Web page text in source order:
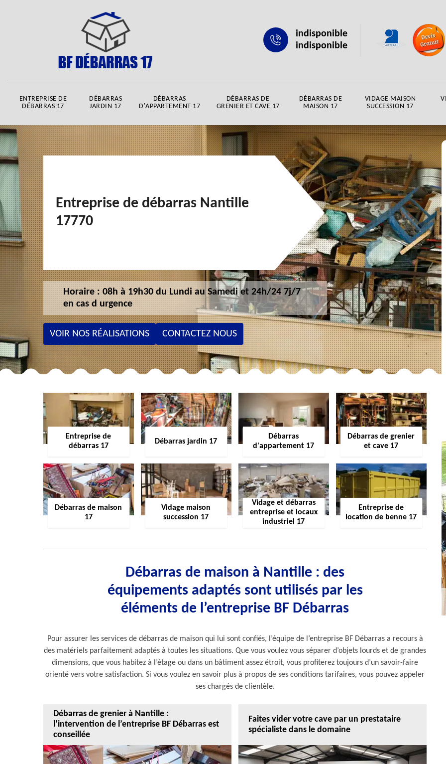
indisponible
indisponible
ENTREPRISE DE
DÉBARRAS 17
DÉBARRAS
JARDIN 17
DÉBARRAS
D'APPARTEMENT 17
DÉBARRAS DE
GRENIER ET CAVE 17
DÉBARRAS DE
MAISON 17
VIDAGE MAISON
SUCCESSION 17
Entreprise de débarras Nantille
17770
Horaire : 08h à 19h30 du Lundi au Samedi et 24h/24 7j/7
en cas d urgence
VOIR NOS RÉALISATIONS CONTACTEZ NOUS
Entreprise de
débarras 17
Débarras jardin 17
Débarras
d'appartement 17
Débarras de grenier
et cave 17
Débarras de maison
17
Vidage maison
succession 17
Vidage et débarras
entreprise et locaux
industriel 17
Entreprise de
location de benne 17
Débarras de maison à Nantille : des
équipements adaptés sont utilisés par les
éléments de l’entreprise BF Débarras
Pour assurer les services de débarras de maison qui lui sont confiés, l’équipe de l’entreprise BF Débarras a recours à
des matériels parfaitement adaptés à toutes les situations. Que vous voulez vous séparer d’objets lourds et de grandes
dimensions, que vous habitez à l’étage ou dans un bâtiment assez étroit, vous profiterez toujours d’un savoir-faire
orienté vers votre satisfaction. Si vous voulez en savoir plus à propos de ses conditions tarifaires, vous pouvez appeler
ses chargés de clientèle.
Débarras de grenier à Nantille :
l’intervention de l’entreprise BF Débarras est
conseillée
Faites vider votre cave par un prestataire
spécialiste dans le domaine